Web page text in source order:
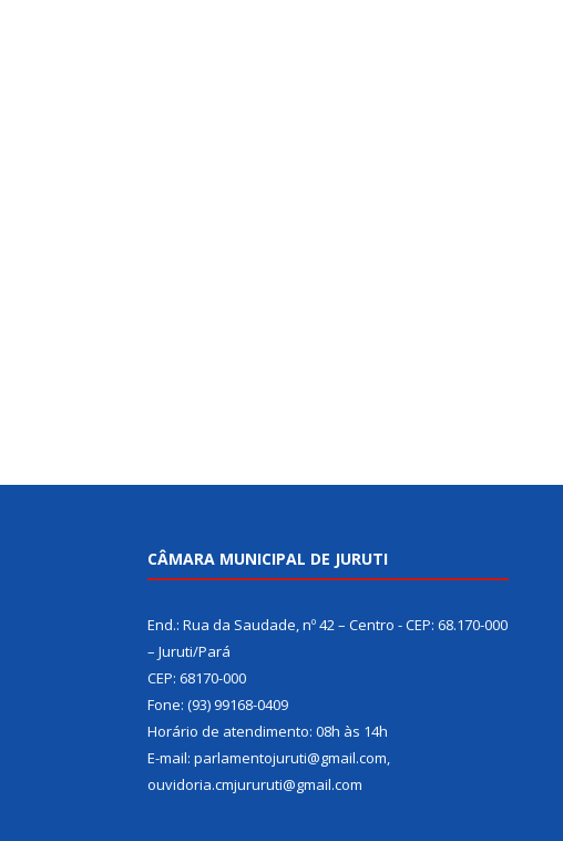
CÂMARA MUNICIPAL DE JURUTI
End.: Rua da Saudade, nº 42 – Centro - CEP: 68.170-000
– Juruti/Pará
CEP: 68170-000
Fone: (93) 99168-0409
Horário de atendimento: 08h às 14h
E-mail: parlamentojuruti@gmail.com,
ouvidoria.cmjururuti@gmail.com